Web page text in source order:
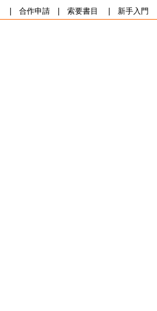
合作申請| 索要書目 新手入門